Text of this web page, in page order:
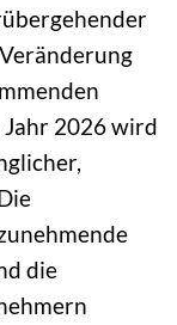
2026 wird
die